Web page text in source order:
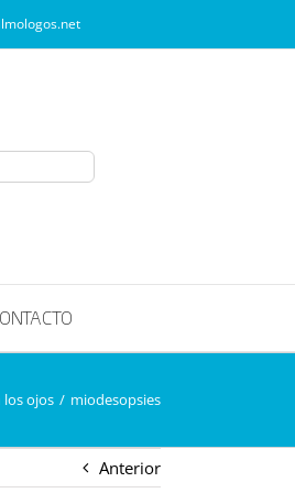
los ojos / miodesopsies
Anterior